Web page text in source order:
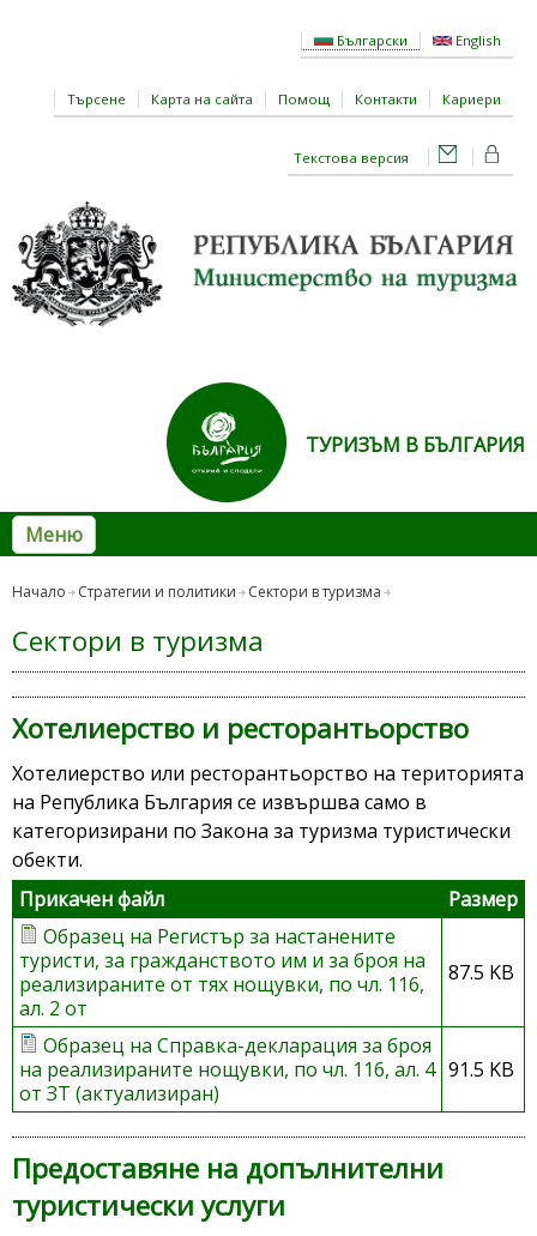
Български English
Търсене Карта на сайта Помощ Контакти Кариери
Текстова версия
ТУРИЗЪМ В БЪЛГАРИЯ
Меню
Начало Стратегии и политики Сектори в туризма
Сектори в туризма
Хотелиерство и ресторантьорство
Хотелиерство или ресторантьорство на територията
на Република България се извършва само в
категоризирани по Закона за туризма туристически
обекти.
Прикачен файл
Размер
Образец на Регистър за настанените
туристи, за гражданството им и за броя на
реализираните от тях нощувки, по чл. 116,
ал. 2 от
87.5 KB
Образец на Справка-декларация за броя
на реализираните нощувки, по чл. 116, ал. 4
от ЗТ (актуализиран)
91.5 KB
Предоставяне на допълнителни
туристически услуги